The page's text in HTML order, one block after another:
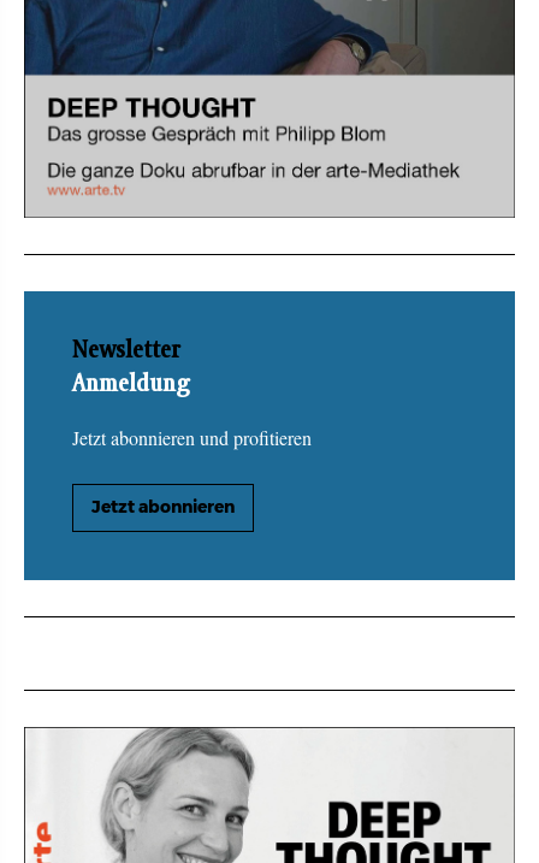
Newsletter
Anmeldung
Jetzt abonnieren und profitieren
Jetzt abonnieren